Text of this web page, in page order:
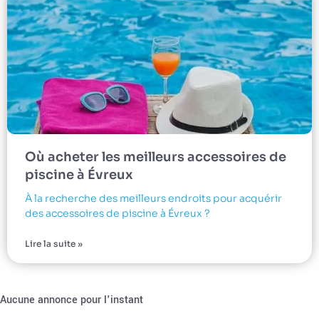
Où acheter les meilleurs accessoires de
piscine à Évreux
À la recherche des meilleurs endroits pour acquérir
des accessoires de piscine à Évreux ?
Lire la suite »
Aucune annonce pour l'instant